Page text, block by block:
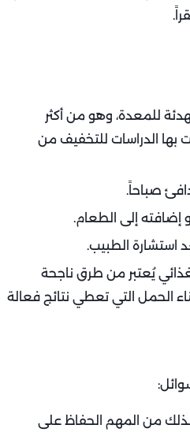
للمعدة، وهو من أكثر
بها الدراسات للتخفيف من
صباحاً.
إضافته إلى الطعام.
استشارة الطبيب.
يُعتبر من طرق ناجحة
الحمل التي تعطي نتائج فعالة
من المهم الحفاظ على